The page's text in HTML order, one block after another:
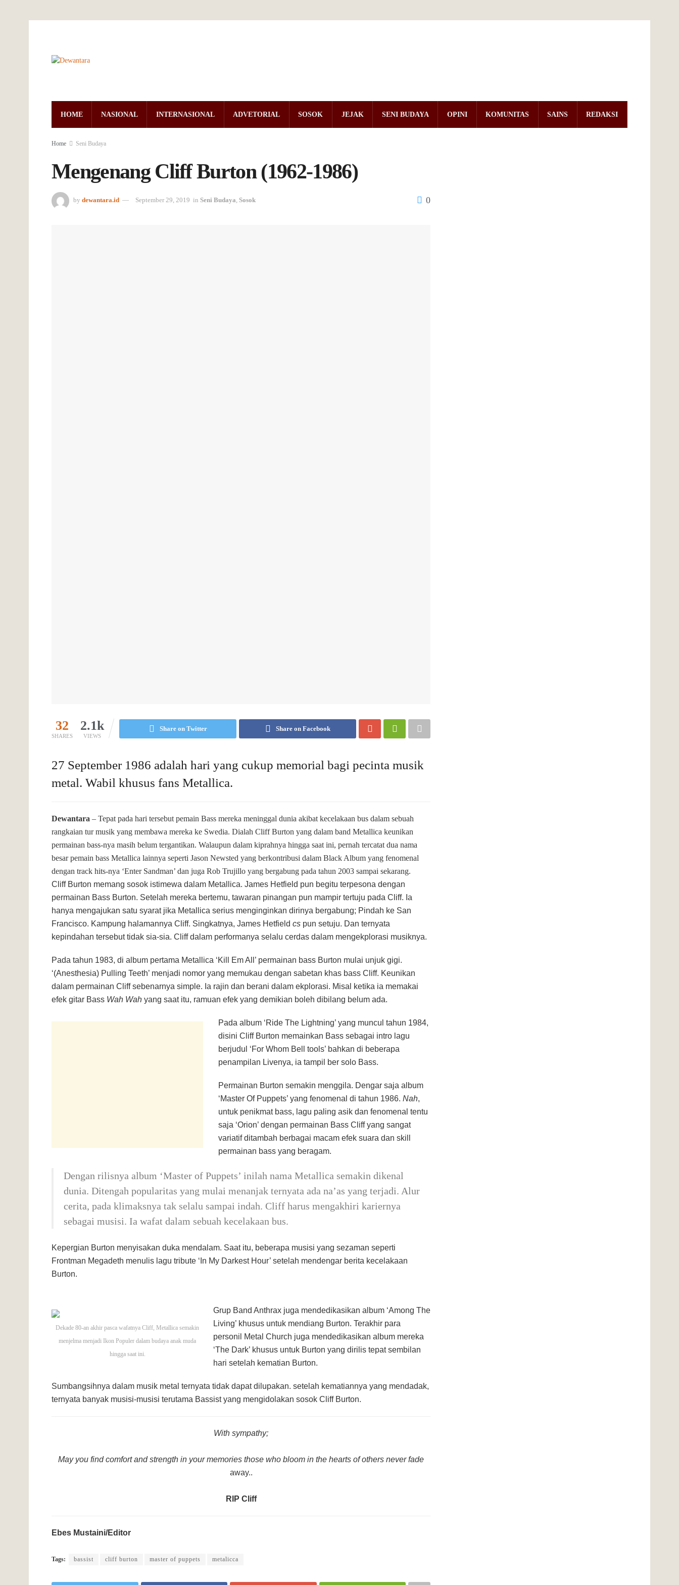
HOME NASIONAL INTERNASIONAL ADVETORIAL SOSOK JEJAK SENI BUDAYA OPINI KOMUNITAS SAINS REDAKSI
Home Seni Budaya
Mengenang Cliff Burton (1962-1986)
by dewantara.id September 29, 2019 in Seni Budaya, Sosok 0
32
SHARES
2.1k
VIEWS
Share on Twitter Share on Facebook
27 September 1986 adalah hari yang cukup memorial bagi pecinta musik
metal. Wabil khusus fans Metallica.
Dewantara – Tepat pada hari tersebut pemain Bass mereka meninggal dunia akibat kecelakaan bus dalam sebuah
rangkaian tur musik yang membawa mereka ke Swedia. Dialah Cliff Burton yang dalam band Metallica keunikan
permainan bass-nya masih belum tergantikan. Walaupun dalam kiprahnya hingga saat ini, pernah tercatat dua nama
besar pemain bass Metallica lainnya seperti Jason Newsted yang berkontribusi dalam Black Album yang fenomenal
dengan track hits-nya ‘Enter Sandman’ dan juga Rob Trujillo yang bergabung pada tahun 2003 sampai sekarang.
Cliff Burton memang sosok istimewa dalam Metallica. James Hetfield pun begitu terpesona dengan
permainan Bass Burton. Setelah mereka bertemu, tawaran pinangan pun mampir tertuju pada Cliff. Ia
hanya mengajukan satu syarat jika Metallica serius menginginkan dirinya bergabung; Pindah ke San
Francisco. Kampung halamannya Cliff. Singkatnya, James Hetfield cs pun setuju. Dan ternyata
kepindahan tersebut tidak sia-sia. Cliff dalam performanya selalu cerdas dalam mengekplorasi musiknya.
Pada tahun 1983, di album pertama Metallica ‘Kill Em All’ permainan bass Burton mulai unjuk gigi.
‘(Anesthesia) Pulling Teeth’ menjadi nomor yang memukau dengan sabetan khas bass Cliff. Keunikan
dalam permainan Cliff sebenarnya simple. Ia rajin dan berani dalam ekplorasi. Misal ketika ia memakai
efek gitar Bass Wah Wah yang saat itu, ramuan efek yang demikian boleh dibilang belum ada.
Pada album ‘Ride The Lightning’ yang muncul tahun 1984,
disini Cliff Burton memainkan Bass sebagai intro lagu
berjudul ‘For Whom Bell tools’ bahkan di beberapa
penampilan Livenya, ia tampil ber solo Bass.
Permainan Burton semakin menggila. Dengar saja album
‘Master Of Puppets’ yang fenomenal di tahun 1986. Nah,
untuk penikmat bass, lagu paling asik dan fenomenal tentu
saja ‘Orion’ dengan permainan Bass Cliff yang sangat
variatif ditambah berbagai macam efek suara dan skill
permainan bass yang beragam.
Dengan rilisnya album ‘Master of Puppets’ inilah nama Metallica semakin dikenal
dunia. Ditengah popularitas yang mulai menanjak ternyata ada na’as yang terjadi. Alur
cerita, pada klimaksnya tak selalu sampai indah. Cliff harus mengakhiri kariernya
sebagai musisi. Ia wafat dalam sebuah kecelakaan bus.
Kepergian Burton menyisakan duka mendalam. Saat itu, beberapa musisi yang sezaman seperti
Frontman Megadeth menulis lagu tribute ‘In My Darkest Hour’ setelah mendengar berita kecelakaan
Burton.
Dekade 80-an akhir pasca wafatnya Cliff, Metallica semakin
menjelma menjadi Ikon Populer dalam budaya anak muda
hingga saat ini.
Grup Band Anthrax juga mendedikasikan album ‘Among The
Living’ khusus untuk mendiang Burton. Terakhir para
personil Metal Church juga mendedikasikan album mereka
‘The Dark’ khusus untuk Burton yang dirilis tepat sembilan
hari setelah kematian Burton.
Sumbangsihnya dalam musik metal ternyata tidak dapat dilupakan. setelah kematiannya yang mendadak,
ternyata banyak musisi-musisi terutama Bassist yang mengidolakan sosok Cliff Burton.
With sympathy;
May you find comfort and strength in your memories those who bloom in the hearts of others never fade
away..
RIP Cliff
Ebes Mustaini/Editor
Tags: bassist cliff burton master of puppets metalicca